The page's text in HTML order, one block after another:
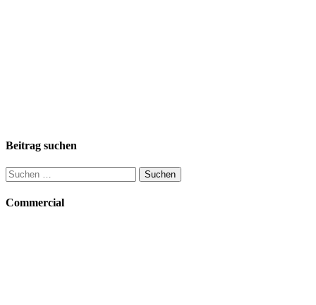
Beitrag suchen
Suchen
nach:
Commercial